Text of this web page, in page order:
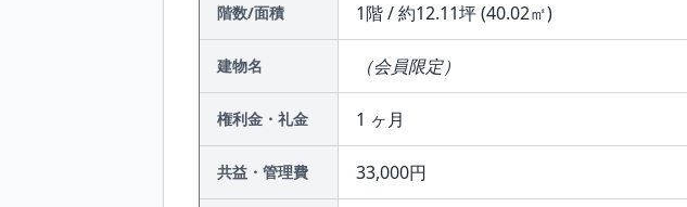
階数/面積 1階 / 約12.11坪 (40.02㎡)
建物名 （会員限定）
権利金・礼金 1 ヶ月
共益・管理費 33,000円